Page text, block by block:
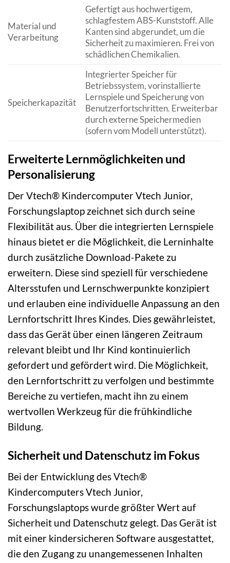
Material und
Verarbeitung
Gefertigt aus hochwertigem,
schlagfestem ABS-Kunststoff. Alle
Kanten sind abgerundet, um die
Sicherheit zu maximieren. Frei von
schädlichen Chemikalien.
Speicherkapazität
Integrierter Speicher für
Betriebssystem, vorinstallierte
Lernspiele und Speicherung von
Benutzerfortschritten. Erweiterbar
durch externe Speichermedien
(sofern vom Modell unterstützt).
Erweiterte Lernmöglichkeiten und
Personalisierung
Der Vtech® Kindercomputer Vtech Junior,
Forschungslaptop zeichnet sich durch seine
Flexibilität aus. Über die integrierten Lernspiele
hinaus bietet er die Möglichkeit, die Lerninhalte
durch zusätzliche Download-Pakete zu
erweitern. Diese sind speziell für verschiedene
Altersstufen und Lernschwerpunkte konzipiert
und erlauben eine individuelle Anpassung an den
Lernfortschritt Ihres Kindes. Dies gewährleistet,
dass das Gerät über einen längeren Zeitraum
relevant bleibt und Ihr Kind kontinuierlich
gefordert und gefördert wird. Die Möglichkeit,
den Lernfortschritt zu verfolgen und bestimmte
Bereiche zu vertiefen, macht ihn zu einem
wertvollen Werkzeug für die frühkindliche
Bildung.
Sicherheit und Datenschutz im Fokus
Bei der Entwicklung des Vtech®
Kindercomputers Vtech Junior,
Forschungslaptops wurde größter Wert auf
Sicherheit und Datenschutz gelegt. Das Gerät ist
mit einer kindersicheren Software ausgestattet,
die den Zugang zu unangemessenen Inhalten